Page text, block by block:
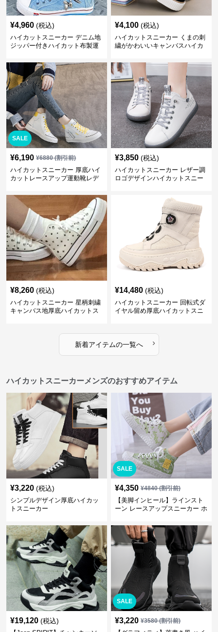
¥4,960 (税込)
ハイカットスニーカー デニム地
ジッパー付きハイカット布製運
¥4,100 (税込)
ハイカットスニーカー くまの刺
繍がかわいいキャンバスハイカ
SALE
¥6,190 ¥6880(割引前)
ハイカットスニーカー 厚底ハイ
カットレースアップ運動靴レデ
¥3,850 (税込)
ハイカットスニーカー レザー調
ロゴデザインハイカットスニー
¥8,260 (税込)
ハイカットスニーカー 星柄刺繍
キャンバス地厚底ハイカットス
¥14,480 (税込)
ハイカットスニーカー 回転式ダ
イヤル留め厚底ハイカットスニ
新着アイテムの一覧へ ›
ハイカットスニーカーメンズのおすすめアイテム
¥3,220 (税込)
シンプルデザイン厚底ハイカッ
トスニーカー
SALE
¥4,350 ¥4840(割引前)
【美脚インヒール】ラインスト
ーン レースアップスニーカー ホ
¥19,120 (税込)
SALE
¥3,220 ¥3580(割引前)